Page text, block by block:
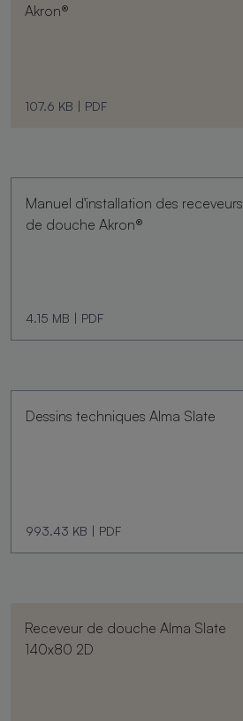
Akron®
107.6 KB | PDF
Manuel d'installation des receveurs
de douche Akron®
4.15 MB | PDF
Dessins techniques Alma Slate
993.43 KB | PDF
Receveur de douche Alma Slate
140x80 2D